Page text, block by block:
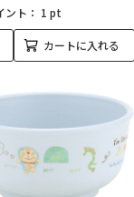
ント： 1 pt
カートに入れる